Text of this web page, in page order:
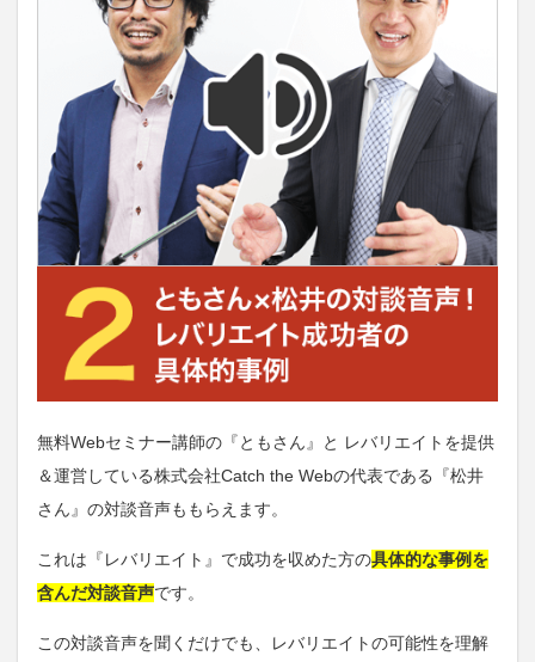
無料Webセミナー講師の『ともさん』と レバリエイトを提供
＆運営している株式会社Catch the Webの代表である『松井
さん』の対談音声ももらえます。
これは『レバリエイト』で成功を収めた方の具体的な事例を
含んだ対談音声です。
この対談音声を聞くだけでも、レバリエイトの可能性を理解